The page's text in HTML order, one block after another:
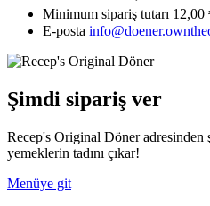
Minimum sipariş tutarı 12,00
E-posta
Şimdi sipariş ver
Recep's Original Döner adresinden
yemeklerin tadını çıkar!
Menüye git